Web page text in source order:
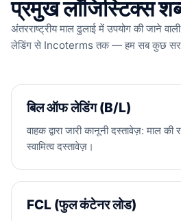
प्रमुख लॉजिस्टिक्स
अंतरराष्ट्रीय माल ढुलाई में उपयोग की जाने
लेडिंग से Incoterms तक — हम सब कुछ सरल
बिल ऑफ लेडिंग (B/L)
वाहक द्वारा जारी कानूनी दस्तावेज़: माल
स्वामित्व दस्तावेज़।
FCL (फुल कंटेनर लोड)